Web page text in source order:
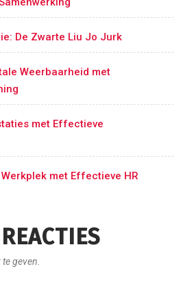
De Zwarte Liu Jo Jurk
Weerbaarheid met
met Effectieve
met Effectieve HR
te geven.